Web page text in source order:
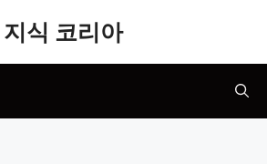
지식 코리아